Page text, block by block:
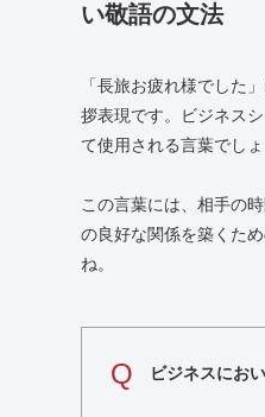
い敬語の文法
「長旅お疲れ様でした
拶表現です。ビジネス
て使用される言葉でしょ
この言葉には、相手の
の良好な関係を築くた
ね。
Q ビジネスにお